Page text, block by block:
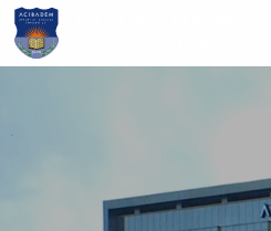
Ana
içeriğe
atla